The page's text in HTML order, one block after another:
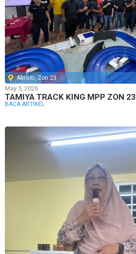
Aktiviti, Zon 23
May 5, 2026
TAMIYA TRACK KING MPP ZON 23
BACA ARTIKEL